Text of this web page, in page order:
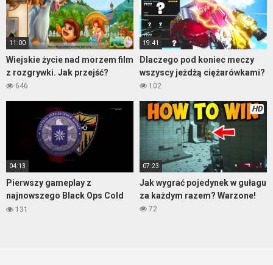
11:00
Wiejskie życie nad morzem film
z rozgrywki. Jak przejść?
646
19:41
Dlaczego pod koniec meczy
wszyscy jeżdżą ciężarówkami?
102
04:13
Pierwszy gameplay z
najnowszego Black Ops Cold
War131
HD
07:23
Jak wygrać pojedynek w gułagu
za każdym razem? Warzone!
72